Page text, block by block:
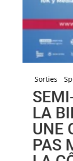
Sorties
LA
UNE
PAS